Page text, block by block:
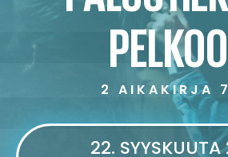
2 AIKAKIRJA
22.